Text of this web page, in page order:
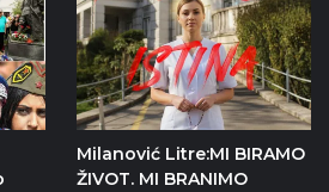
Milanović Litre:MI BIRAMO
ŽIVOT. MI BRANIMO